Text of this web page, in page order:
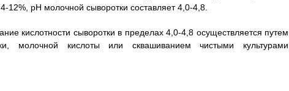
12%, рН молочной сыворотки составляет 4,0-4,8.
кислотности сыворотки в пределах 4,0-4,8 осуществляется путем
молочной кислоты или сквашиванием чистыми культурами